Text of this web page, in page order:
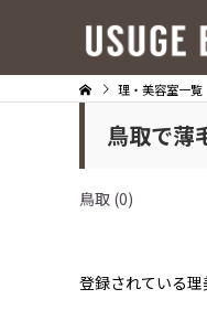
理・美容室一覧
鳥取で薄
鳥取 (0)
登録されている